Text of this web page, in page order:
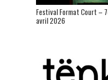
Festival Format Court –
avril 2026